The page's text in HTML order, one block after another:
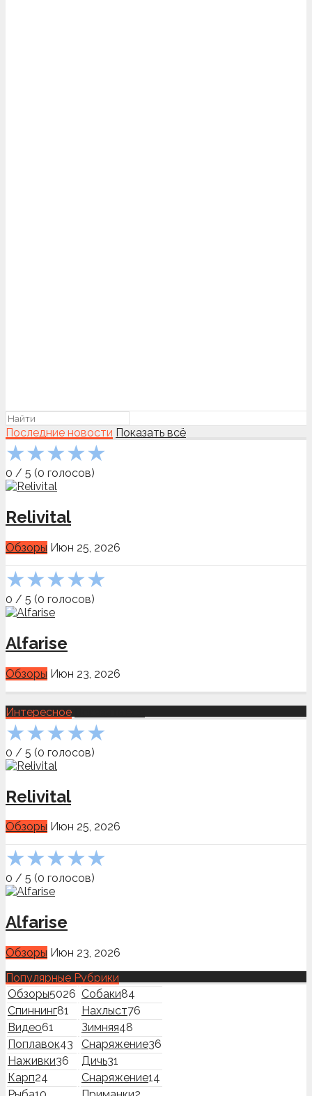
Последние новости Показать всё
★★★★★
0 / 5 (0 голосов)
Relivital
Обзоры Июн 25, 2026
★★★★★
0 / 5 (0 голосов)
Alfarise
Обзоры Июн 23, 2026
Интересное
★★★★★
0 / 5 (0 голосов)
Relivital
Обзоры Июн 25, 2026
★★★★★
0 / 5 (0 голосов)
Alfarise
Обзоры Июн 23, 2026
Популярные Рубрики
Обзоры5026 Собаки84
Спиннинг81 Нахлыст76
Видео61 Зимняя48
Поплавок43 Снаряжение36
Наживки36 Дичь31
Карп24 Снаряжение14